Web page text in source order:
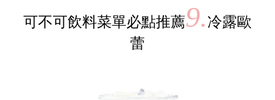
可不可飲料菜單必點推薦9.冷露歐
蕾